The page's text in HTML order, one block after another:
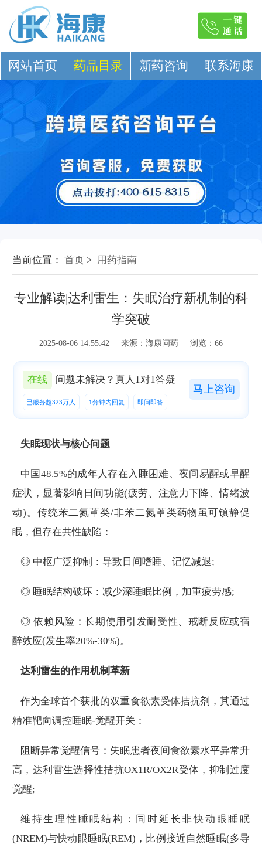
网站首页 药品目录 新药咨询 联系海康
当前位置： 首页 > 用药指南
专业解读|达利雷生：失眠治疗新机制的科
学突破
2025-08-06 14:55:42 来源：海康问药 浏览：66
在线 问题未解决？真人1对1答疑
已服务超323万人 1分钟内回复 即问即答
马上咨询
失眠现状与核心问题
中国48.5%的成年人存在入睡困难、夜间易醒或早醒
症状，显著影响日间功能(疲劳、注意力下降、情绪波
动)。传统苯二氮䓬类/非苯二氮䓬类药物虽可镇静促
眠，但存在共性缺陷：
◎ 中枢广泛抑制：导致日间嗜睡、记忆减退;
◎ 睡眠结构破坏：减少深睡眠比例，加重疲劳感;
◎ 依赖风险：长期使用引发耐受性、戒断反应或宿
醉效应(发生率20%-30%)。
达利雷生的作用机制革新
作为全球首个获批的双重食欲素受体拮抗剂，其通过
精准靶向调控睡眠-觉醒开关：
阻断异常觉醒信号：失眠患者夜间食欲素水平异常升
高，达利雷生选择性拮抗OX1R/OX2R受体，抑制过度
觉醒;
维持生理性睡眠结构：同时延长非快动眼睡眠
(NREM)与快动眼睡眠(REM)，比例接近自然睡眠(多导